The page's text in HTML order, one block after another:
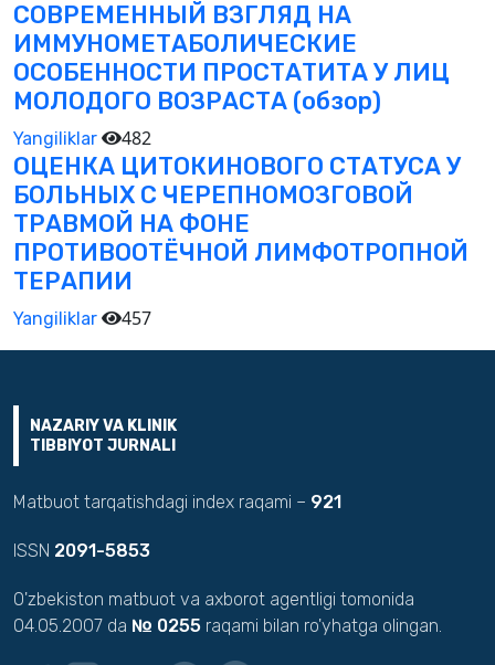
СОВРЕМЕННЫЙ ВЗГЛЯД НА
ИММУНОМЕТАБОЛИЧЕСКИЕ
ОСОБЕННОСТИ ПРОСТАТИТА У ЛИЦ
МОЛОДОГО ВОЗРАСТА (обзор)
Yangiliklar 482
ОЦЕНКА ЦИТОКИНОВОГО СТАТУСА У
БОЛЬНЫХ С ЧЕРЕПНОМОЗГОВОЙ
ТРАВМОЙ НА ФОНЕ
ПРОТИВООТЁЧНОЙ ЛИМФОТРОПНОЙ
ТЕРАПИИ
Yangiliklar 457
NAZARIY VA KLINIK
TIBBIYOT JURNALI
Matbuot tarqatishdagi index raqami – 921
ISSN 2091-5853
O'zbekiston matbuot va axborot agentligi tomonida
04.05.2007 da № 0255 raqami bilan ro'yhatga olingan.